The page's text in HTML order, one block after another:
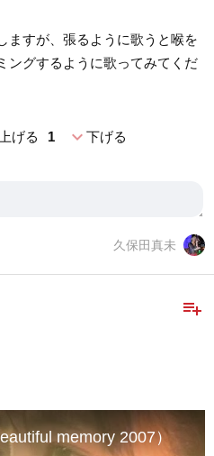
ますが、張るように歌うと喉を
ングするように歌ってみてくだ
げる 1 expand_more下げる
久保田真未
playlist_add
memory 2007）